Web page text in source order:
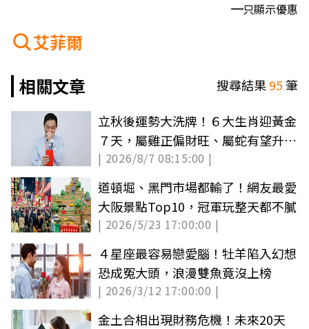
只顯示優惠
艾菲爾
相關文章
搜尋結果95筆
立秋後運勢大洗牌！６大生肖迎黃金
７天，屬雞正偏財旺、屬蛇有望升遷
調薪
| 2026/8/7 08:15:00 |
道頓堀、黑門市場都輸了！網友最愛
大阪景點Top10，冠軍玩整天都不膩
| 2026/5/23 17:00:00 |
４星座最容易戀愛腦！牡羊陷入幻想
恐成冤大頭，浪漫雙魚竟沒上榜
| 2026/3/12 17:00:00 |
金土合相出現財務危機！未來20天